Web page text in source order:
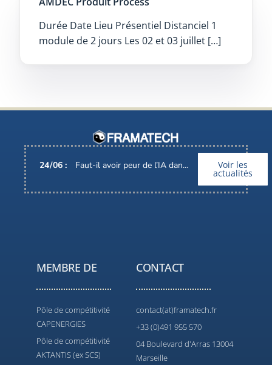
Durée Date Lieu Présentiel Distanciel 1
module de 2 jours Les 02 et 03 juillet […]
24/06 : Faut-il avoir peur de l’IA dans nos métiers ? Voir les
actualités
MEMBRE DE
Pôle de compétitivité
CAPENERGIES
Pôle de compétitivité
AKTANTIS (ex SCS)
CONTACT
contact(at)framatech.fr
+33 (0)491 955 570
04 Boulevard d'Arras 13004
Marseille